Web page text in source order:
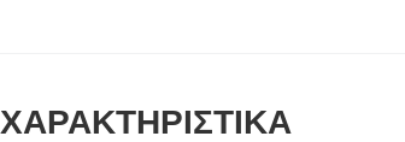
ΧΑΡΑΚΤΗΡΙΣΤΙΚΆ